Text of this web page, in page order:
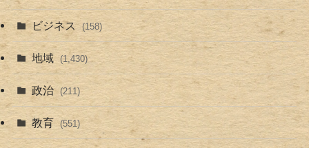
ビジネス (158)
地域 (1,430)
政治 (211)
教育 (551)